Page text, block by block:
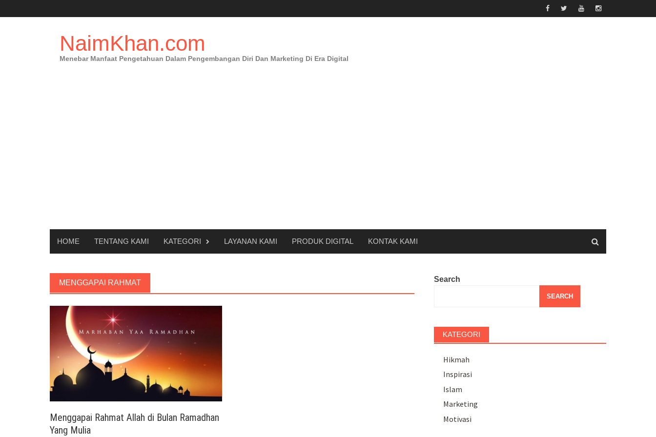
to
NaimKhan.com
Menebar Manfaat Pengetahuan Dalam Pengembangan Diri Dan Marketing Di Era Digital
HOME TENTANG KAMI KATEGORI LAYANAN KAMI PRODUK DIGITAL KONTAK KAMI
MENGGAPAI RAHMAT
Menggapai Rahmat Allah di Bulan Ramadhan
Yang Mulia
Search
SEARCH
KATEGORI
Hikmah
Inspirasi
Islam
Marketing
Motivasi